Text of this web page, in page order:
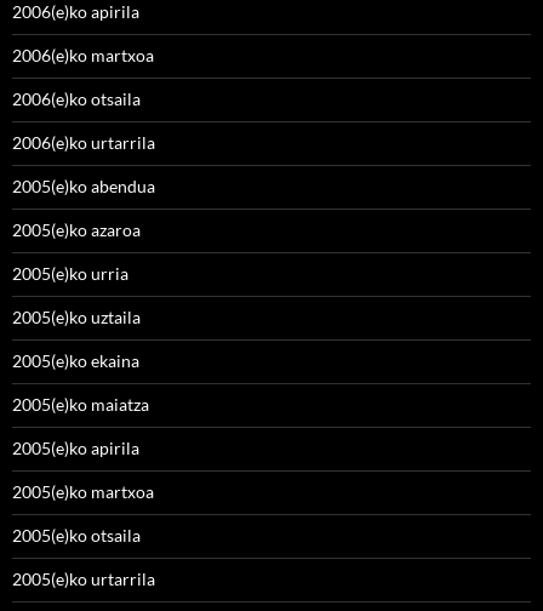
2006(e)ko apirila
2006(e)ko martxoa
2006(e)ko otsaila
2006(e)ko urtarrila
2005(e)ko abendua
2005(e)ko azaroa
2005(e)ko urria
2005(e)ko uztaila
2005(e)ko ekaina
2005(e)ko maiatza
2005(e)ko apirila
2005(e)ko martxoa
2005(e)ko otsaila
2005(e)ko urtarrila